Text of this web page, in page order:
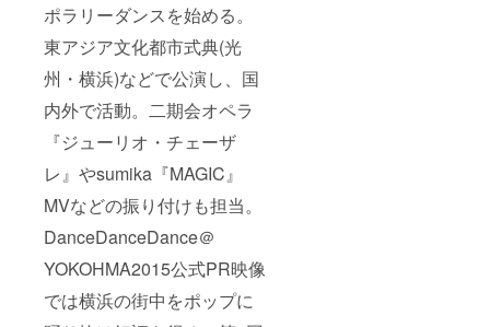
ポラリーダンスを始める。
東アジア文化都市式典(光
州・横浜)などで公演し、国
内外で活動。二期会オペラ
『ジューリオ・チェーザ
レ』やsumika『MAGIC』
MVなどの振り付けも担当。
DanceDanceDance＠
YOKOHMA2015公式PR映像
では横浜の街中をポップに